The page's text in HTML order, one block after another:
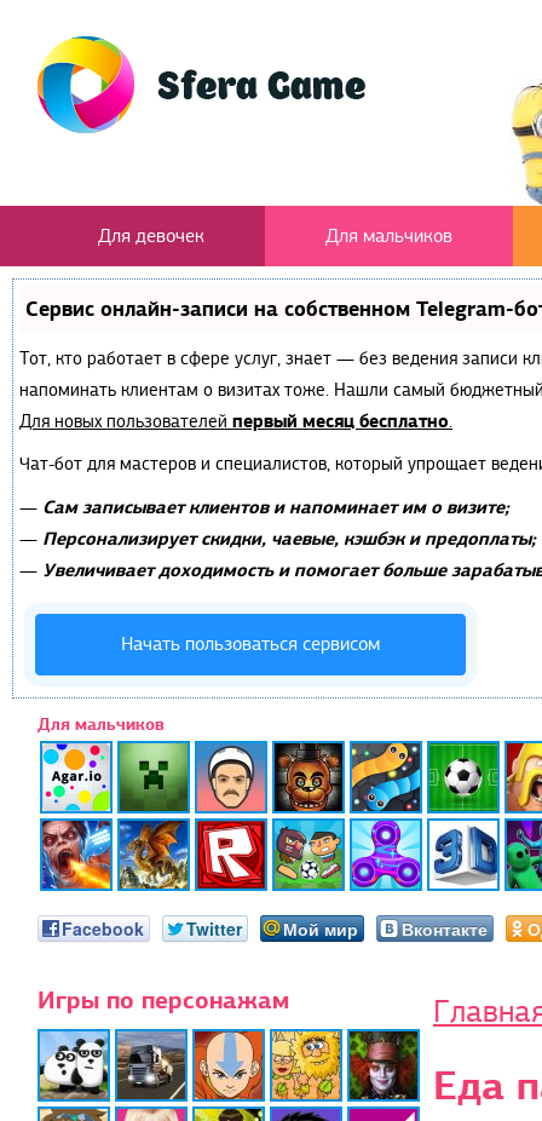
Для девочек Для мальчиков
Сервис онлайн-записи на собственном Telegram-
Тот, кто работает в сфере услуг, знает — без ведения записи
напоминать клиентам о визитах тоже. Нашли самый
Для новых пользователей первый месяц бесплатно.
Чат-бот для мастеров и специалистов, который упрощает
— Сам записывает клиентов и напоминает им о визите;
— Персонализирует скидки, чаевые, кэшбэк и предоплаты;
— Увеличивает доходимость и помогает больше
Начать пользоваться сервисом
Для мальчиков
Facebook Twitter Мой мир Вконтакте
Игры по персонажам
Еда